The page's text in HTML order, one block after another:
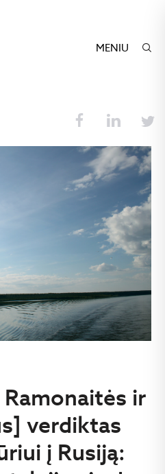
MENIU
ir
verdiktas
į Rusiją: